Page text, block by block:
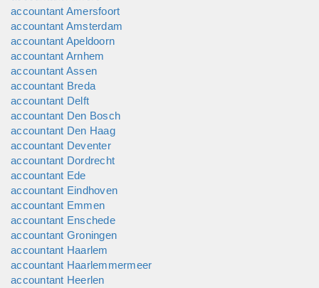
accountant Amersfoort
accountant Amsterdam
accountant Apeldoorn
accountant Arnhem
accountant Assen
accountant Breda
accountant Delft
accountant Den Bosch
accountant Den Haag
accountant Deventer
accountant Dordrecht
accountant Ede
accountant Eindhoven
accountant Emmen
accountant Enschede
accountant Groningen
accountant Haarlem
accountant Haarlemmermeer
accountant Heerlen